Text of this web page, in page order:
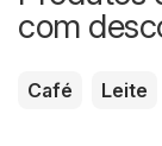
com
Café Leite